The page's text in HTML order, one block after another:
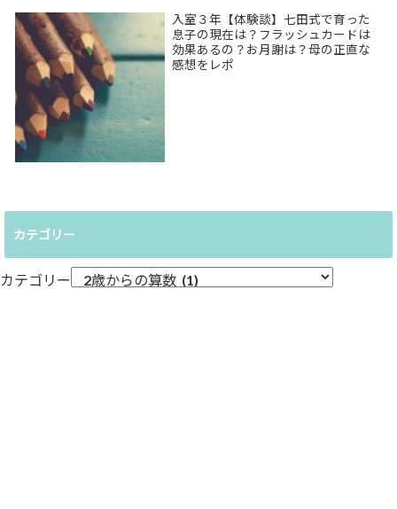
入室３年【体験談】七田式で育った
息子の現在は？フラッシュカードは
効果あるの？お月謝は？母の正直な
感想をレポ
カテゴリー
カテゴリー